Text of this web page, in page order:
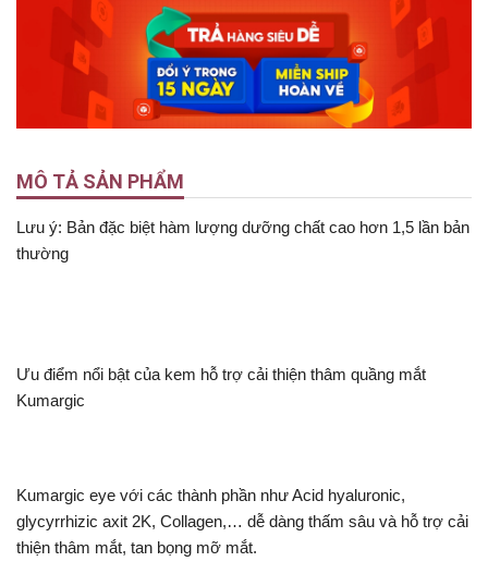
MÔ TẢ SẢN PHẨM
Lưu ý: Bản đặc biệt hàm lượng dưỡng chất cao hơn 1,5 lần bản
thường
Ưu điểm nổi bật của kem hỗ trợ cải thiện thâm quầng mắt
Kumargic
Kumargic eye với các thành phần như Acid hyaluronic,
glycyrrhizic axit 2K, Collagen,… dễ dàng thấm sâu và hỗ trợ cải
thiện thâm mắt, tan bọng mỡ mắt.